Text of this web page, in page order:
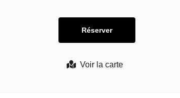
Voir la carte